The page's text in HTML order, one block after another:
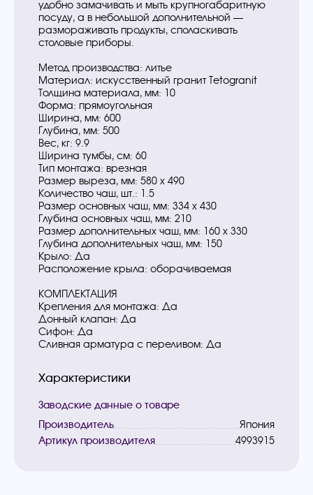
удобно замачивать и мыть крупногабаритную
посуду, а в небольшой дополнительной —
размораживать продукты, споласкивать
столовые приборы.
Метод производства: литье
Материал: искусственный гранит Tetogranit
Толщина материала, мм: 10
Форма: прямоугольная
Ширина, мм: 600
Глубина, мм: 500
Вес, кг: 9.9
Ширина тумбы, см: 60
Тип монтажа: врезная
Размер выреза, мм: 580 х 490
Количество чаш, шт.: 1.5
Размер основных чаш, мм: 334 х 430
Глубина основных чаш, мм: 210
Размер дополнительных чаш, мм: 160 х 330
Глубина дополнительных чаш, мм: 150
Крыло: Да
Расположение крыла: оборачиваемая
КОМПЛЕКТАЦИЯ
Крепления для монтажа: Да
Донный клапан: Да
Сифон: Да
Cливная арматура с переливом: Да
Характеристики
Заводские данные о товаре
Производитель
Япония
Артикул производителя
4993915